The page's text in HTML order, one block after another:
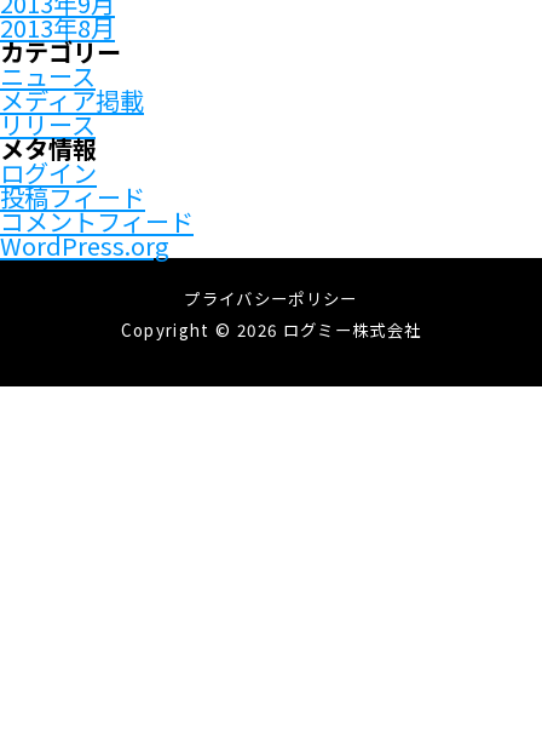
2013年8月
カテゴリー
ニュース
メディア掲載
リリース
メタ情報
ログイン
投稿フィード
コメントフィード
WordPress.org
プライバシーポリシー
Copyright © 2026 ログミー株式会社